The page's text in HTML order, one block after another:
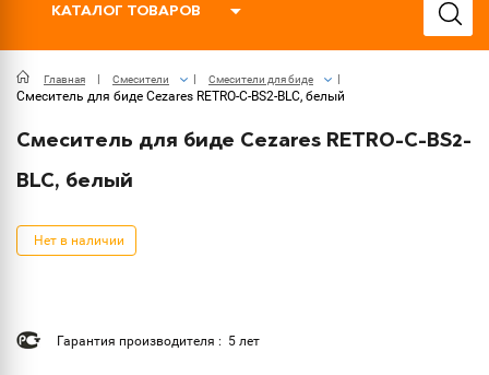
КАТАЛОГ ТОВАРОВ
Главная Смесители Смесители для биде
Смеситель для биде Cezares RETRO-C-BS2-BLC, белый
Смеситель для биде Cezares RETRO-C-BS2-
BLC, белый
Нет в наличии
Гарантия производителя : 5 лет